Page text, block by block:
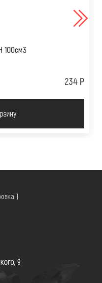
100см3
234 Р
)
9